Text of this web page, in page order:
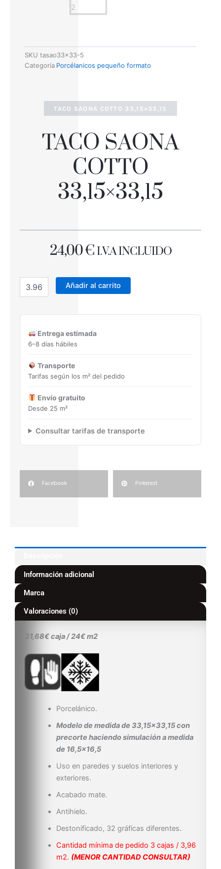
SKU tasao33x33-5
Categoría Porcélanicos pequeño formato
TACO SAONA COTTO 33,15×33,15
TACO SAONA
COTTO
33,15×33,15
24,00€ I.V.A INCLUIDO
TACO
SAONA
COTTO
cantidad
Añadir al carrito
Entrega estimada
6–8 días hábiles
Transporte
Tarifas según los m² del pedido
Envío gratuito
Desde 25 m²
Consultar tarifas de transporte
Facebook Pinterest
Información adicional
Marca
Valoraciones (0)
31,68€ caja / 24€ m2
Porcelánico.
Modelo de medida de 33,15×33,15 con
precorte haciendo simulación a medida
de 16,5×16,5
Uso en paredes y suelos interiores y
exteriores.
Acabado mate.
Antihielo.
Destonificado, 32 gráficas diferentes.
Cantidad mínima de pedido 3 cajas / 3,96
m2. (MENOR CANTIDAD CONSULTAR)